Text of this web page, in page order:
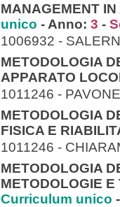
MANAGEMENT
unico - Anno: 3 -
1006932 -
METODOLOGIA
APPARATO
1011246 -
METODOLOGIA
FISICA E
1011246 -
METODOLOGIA
METODOLOGIE
Curriculum unico